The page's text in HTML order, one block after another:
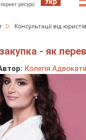
Консультації від юристів
- як
Колегія